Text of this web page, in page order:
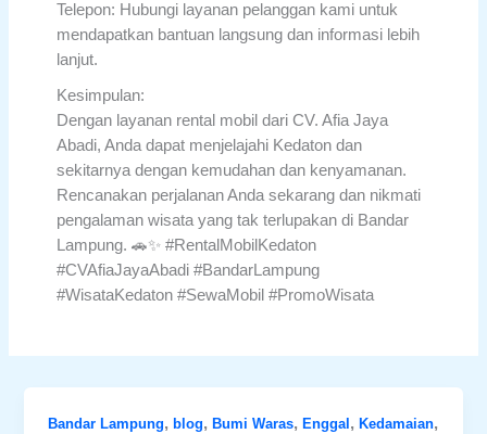
Telepon: Hubungi layanan pelanggan kami untuk
mendapatkan bantuan langsung dan informasi lebih
lanjut.
Kesimpulan:
Dengan layanan rental mobil dari CV. Afia Jaya
Abadi, Anda dapat menjelajahi Kedaton dan
sekitarnya dengan kemudahan dan kenyamanan.
Rencanakan perjalanan Anda sekarang dan nikmati
pengalaman wisata yang tak terlupakan di Bandar
Lampung. 🚗✨ #RentalMobilKedaton
#CVAfiaJayaAbadi #BandarLampung
#WisataKedaton #SewaMobil #PromoWisata
Bandar Lampung,blog,Bumi Waras,Enggal ,Kedamaian,